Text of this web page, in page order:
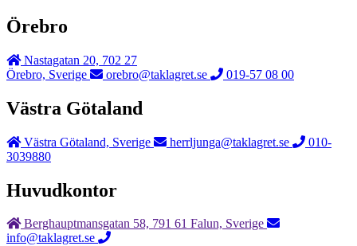
Örebro
Nastagatan 20, 702 27
Örebro, Sverige
orebro@taklagret.se 019-57 08 00
Västra Götaland
Västra Götaland, Sverige herrljunga@taklagret.se
010-
3039880
Huvudkontor
Berghauptmansgatan 58, 791 61 Falun, Sverige
info@taklagret.se